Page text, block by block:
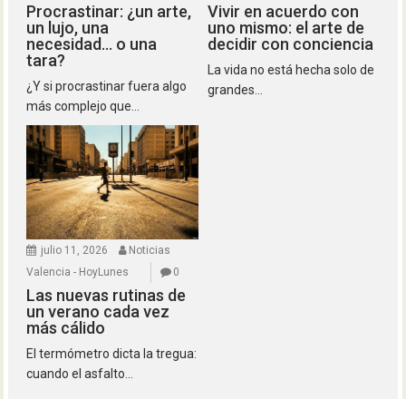
Procrastinar: ¿un arte,
un lujo, una
necesidad… o una
tara?
¿Y si procrastinar fuera algo
más complejo que...
Vivir en acuerdo con
uno mismo: el arte de
decidir con conciencia
La vida no está hecha solo de
grandes...
julio 11, 2026
Noticias
Valencia - HoyLunes
0
Las nuevas rutinas de
un verano cada vez
más cálido
El termómetro dicta la tregua:
cuando el asfalto...